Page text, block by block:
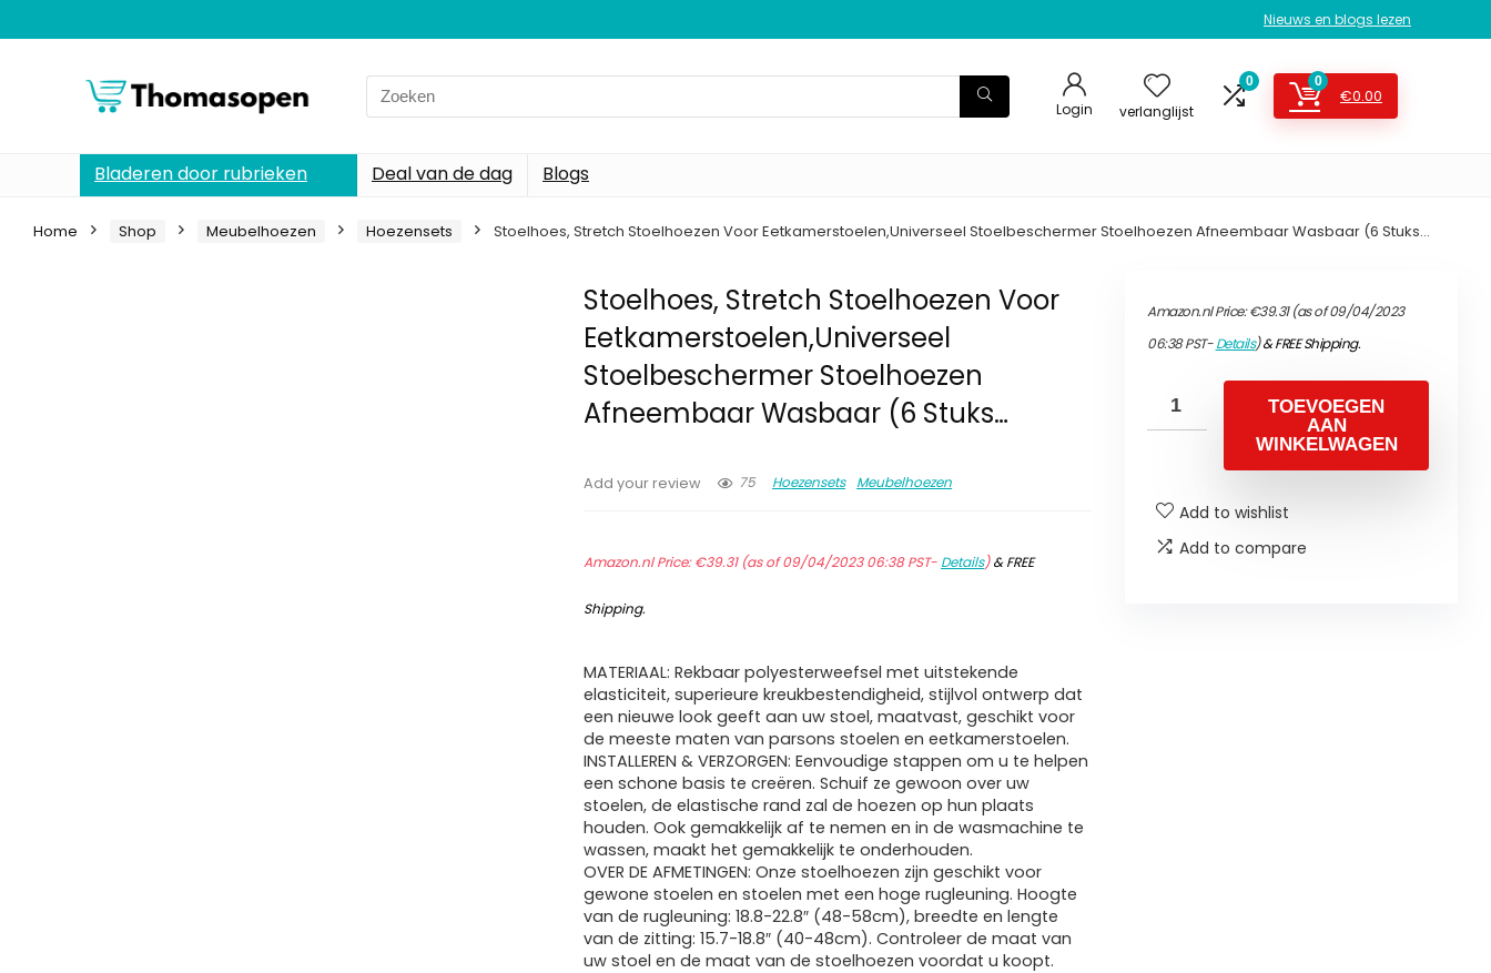
Nieuws en blogs lezen
Search
for:
Login verlanglijst
0 0
€0.00
Bladeren door rubrieken Deal van de dag Blogs
Home Shop Meubelhoezen Hoezensets Stoelhoes, Stretch Stoelhoezen Voor Eetkamerstoelen,Universeel Stoelbeschermer Stoelhoezen Afneembaar Wasbaar (6 Stuks…
Stoelhoes, Stretch Stoelhoezen Voor
Eetkamerstoelen,Universeel
Stoelbeschermer Stoelhoezen
Afneembaar Wasbaar (6 Stuks…
Add your review 75 Hoezensets Meubelhoezen
Amazon.nl Price:€39.31(as of 09/04/2023 06:38 PST- Details)&FREE
Shipping.
MATERIAAL: Rekbaar polyesterweefsel met uitstekende
elasticiteit, superieure kreukbestendigheid, stijlvol ontwerp dat
een nieuwe look geeft aan uw stoel, maatvast, geschikt voor
de meeste maten van parsons stoelen en eetkamerstoelen.
INSTALLEREN & VERZORGEN: Eenvoudige stappen om u te helpen
een schone basis te creëren. Schuif ze gewoon over uw
stoelen, de elastische rand zal de hoezen op hun plaats
houden. Ook gemakkelijk af te nemen en in de wasmachine te
wassen, maakt het gemakkelijk te onderhouden.
OVER DE AFMETINGEN: Onze stoelhoezen zijn geschikt voor
gewone stoelen en stoelen met een hoge rugleuning. Hoogte
van de rugleuning: 18.8-22.8″ (48-58cm), breedte en lengte
van de zitting: 15.7-18.8″ (40-48cm). Controleer de maat van
uw stoel en de maat van de stoelhoezen voordat u koopt.
Amazon.nl Price:€39.31(as of 09/04/2023
06:38 PST-Details)&FREE Shipping.
TOEVOEGEN
AAN
WINKELWAGEN
Add to wishlist
Add to compare